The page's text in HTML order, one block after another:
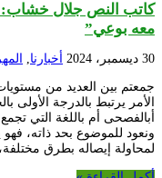
كاتب النص جلال خشاب:
معه بوعي”
30 ديسمبر، 2024 أخبارنا,
جمعتم بين العديد من
الأمر يرتبط بالدرجة الأولى
أبالفصحى أم باللغة التي
ونعود للموضوع بحد ذاته، فهو
لمحاولة إيصاله بطرق